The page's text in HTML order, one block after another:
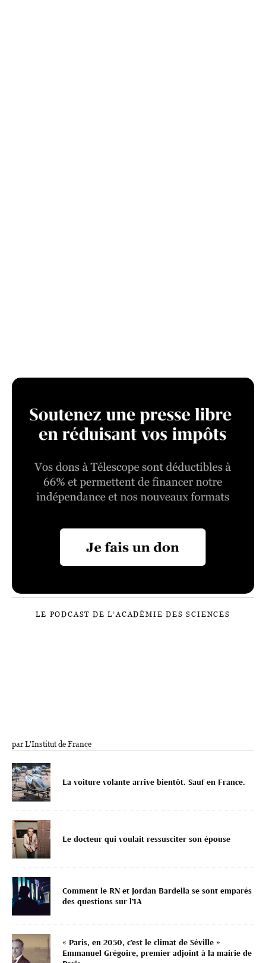
LE PODCAST DE L’ACADÉMIE DES SCIENCES
par L'Institut de France
La voiture volante arrive bientôt. Sauf en France.
Le docteur qui voulait ressusciter son épouse
Comment le RN et Jordan Bardella se sont emparés
des questions sur l’IA
« Paris, en 2050, c’est le climat de Séville »
Emmanuel Grégoire, premier adjoint à la mairie de